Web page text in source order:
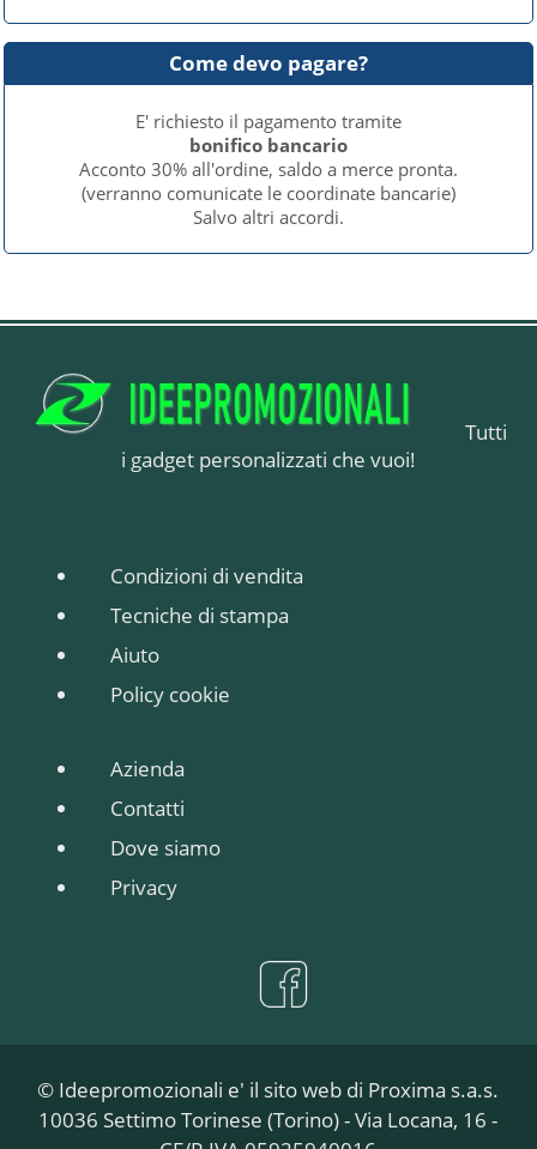
Come devo pagare?
E' richiesto il pagamento tramite
bonifico bancario
Acconto 30% all'ordine, saldo a merce pronta.
(verranno comunicate le coordinate bancarie)
Salvo altri accordi.
Tutti
i gadget personalizzati che vuoi!
Condizioni di vendita
Tecniche di stampa
Aiuto
Policy cookie
Azienda
Contatti
Dove siamo
Privacy
© Ideepromozionali e' il sito web di Proxima s.a.s.
10036 Settimo Torinese (Torino) - Via Locana, 16 -